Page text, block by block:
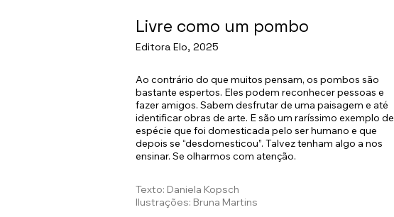
Livre como um pombo
Editora Elo, 2025
Ao contrário do que muitos pensam, os pombos são
bastante espertos. Eles podem reconhecer pessoas e
fazer amigos. Sabem desfrutar de uma paisagem e até
identificar obras de arte. E são um raríssimo exemplo de
espécie que foi domesticada pelo ser humano e que
depois se “desdomesticou”. Talvez tenham algo a nos
ensinar. Se olharmos com atenção.
Texto: Daniela Kopsch
Ilustrações: Bruna Martins